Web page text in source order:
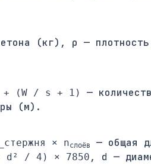
(кг), ρ — плотность
(W / s + 1)
—
(м).
× nслоёв
— общая
d² / 4) × 7850 , d —